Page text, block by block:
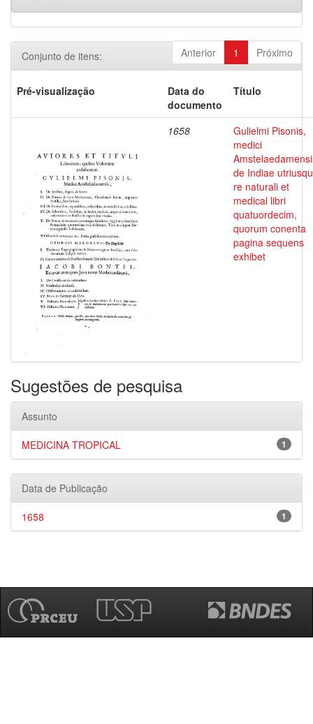
Anterior 1 Próximo
Conjunto de itens:
Pré-visualização
Data do
documento
Título
1658
Gulielmi Pisonis,
medici
de Indiae
re naturali et
medical libri
quatuordecim,
quorum conenta
pagina sequens
exhibet
Sugestões de pesquisa
Assunto
1
MEDICINA TROPICAL
Data de Publicação
1
1658